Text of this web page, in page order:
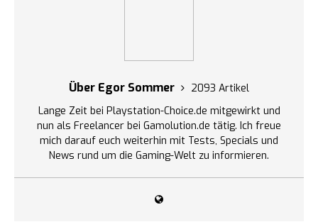
Über Egor Sommer
2093 Artikel
Lange Zeit bei Playstation-Choice.de mitgewirkt und
nun als Freelancer bei Gamolution.de tätig. Ich freue
mich darauf euch weiterhin mit Tests, Specials und
News rund um die Gaming-Welt zu informieren.